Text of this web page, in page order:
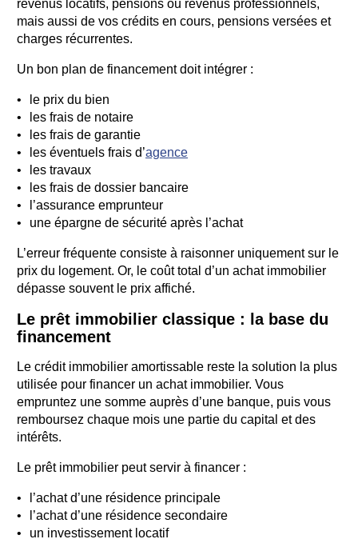
revenus locatifs, pensions ou revenus professionnels,
mais aussi de vos crédits en cours, pensions versées et
charges récurrentes.
Un bon plan de financement doit intégrer :
le prix du bien
les frais de notaire
les frais de garantie
les éventuels frais d’agence
les travaux
les frais de dossier bancaire
l’assurance emprunteur
une épargne de sécurité après l’achat
L’erreur fréquente consiste à raisonner uniquement sur le
prix du logement. Or, le coût total d’un achat immobilier
dépasse souvent le prix affiché.
Le prêt immobilier classique : la base du
financement
Le crédit immobilier amortissable reste la solution la plus
utilisée pour financer un achat immobilier. Vous
empruntez une somme auprès d’une banque, puis vous
remboursez chaque mois une partie du capital et des
intérêts.
Le prêt immobilier peut servir à financer :
l’achat d’une résidence principale
l’achat d’une résidence secondaire
un investissement locatif